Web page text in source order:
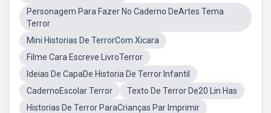
Personagem Para Fazer No Caderno DeArtes Tema
Terror
Mini Historias De TerrorCom Xicara
Filme Cara Escreve LivroTerror
Ideias De CapaDe Historia De Terror Infantil
CadernoEscolar Terror
Texto De Terror De20 Lin Has
Historias De Terror ParaCrianças Par Imprimir